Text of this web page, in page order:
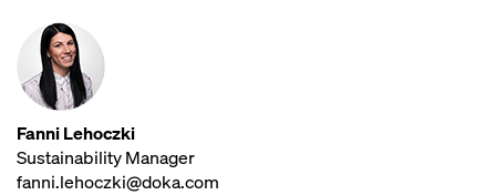
Fanni Lehoczki
Sustainability Manager
fanni.lehoczki@doka.com